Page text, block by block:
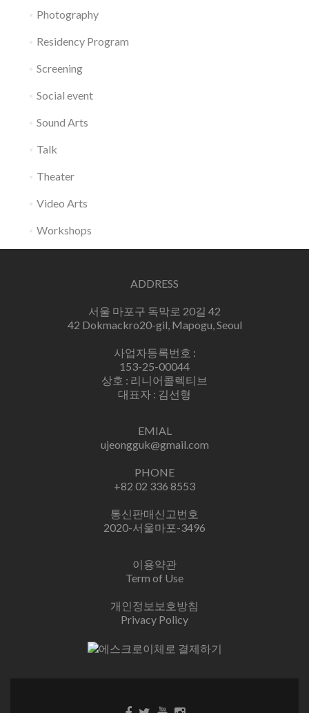
Photography
Residency Program
Screening
Social event
Sound Arts
Talk
Theater
Video Arts
Workshops
ADDRESS
서울 마포구 독막로 20길 42
42 Dokmackro20-gil, Mapogu, Seoul
사업자등록번호 :
153-25-00044
상호 : 리니어콜렉티브
대표자 : 김선형
EMIAL
ujeongguk@gmail.com
PHONE
+82 02 336 8553
통신판매신고번호
2020-서울마포-3496
이용약관
Term of Use
개인정보보호방침
Privacy Policy